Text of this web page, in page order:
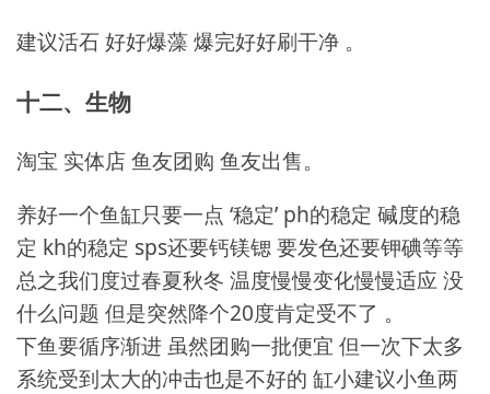
建议活石 好好爆藻 爆完好好刷干净 。
十二、生物
淘宝 实体店 鱼友团购 鱼友出售。
养好一个鱼缸只要一点 ‘稳定’ ph的稳定 碱度的稳
定 kh的稳定 sps还要钙镁锶 要发色还要钾碘等等
总之我们度过春夏秋冬 温度慢慢变化慢慢适应 没
什么问题 但是突然降个20度肯定受不了 。
下鱼要循序渐进 虽然团购一批便宜 但一次下太多
系统受到太大的冲击也是不好的 缸小建议小鱼两